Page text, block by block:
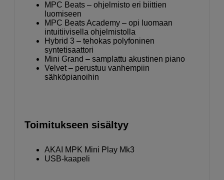
MPC Beats – ohjelmisto eri biittien
luomiseen
MPC Beats Academy – opi luomaan
intuitiivisella ohjelmistolla
Hybrid 3 – tehokas polyfoninen
syntetisaattori
Mini Grand – samplattu akustinen piano
Velvet – perustuu vanhempiin
sähköpianoihin
Toimitukseen sisältyy
AKAI MPK Mini Play Mk3
USB-kaapeli